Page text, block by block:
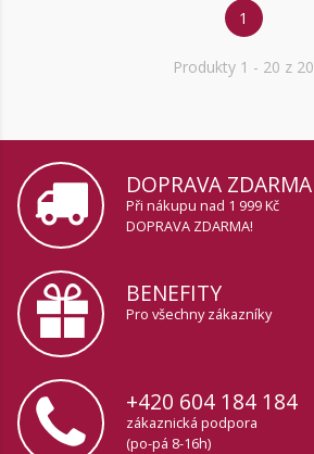
1
Produkty 1 - 20 z 20
DOPRAVA ZDARMA
Při nákupu nad 1 999 Kč
DOPRAVA ZDARMA!
BENEFITY
Pro všechny zákazníky
+420 604 184 184
zákaznická podpora
(po-pá 8-16h)